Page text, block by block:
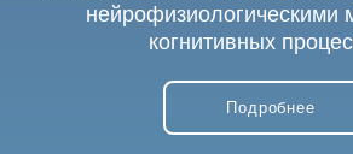
нейрофизиологическими
когнитивных
Подробнее